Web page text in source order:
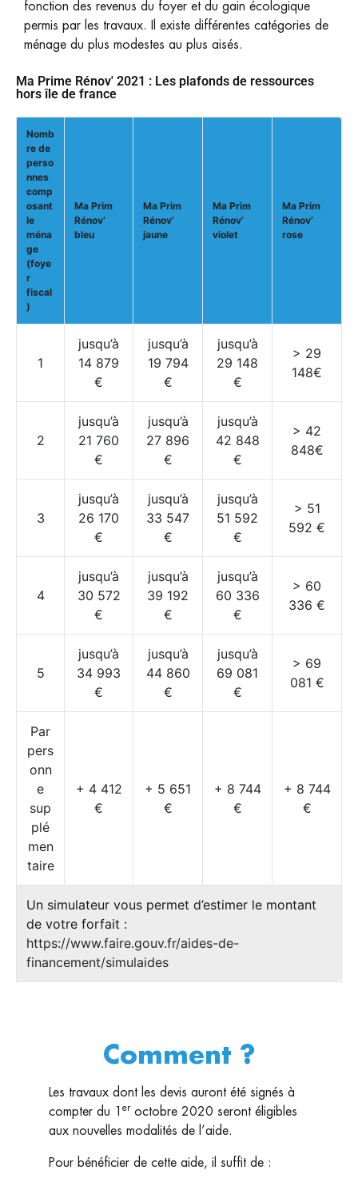
fonction des revenus du foyer et du gain écologique
permis par les travaux. Il existe différentes catégories de
ménage du plus modestes au plus aisés.
Ma Prime Rénov' 2021 : Les plafonds de ressources
hors île de france
Nomb
re de
perso
nnes
comp
osant
le
ména
ge
(foye
r
fiscal
)
Ma Prim
Rénov’
bleu
Ma Prim
Rénov’
jaune
Ma Prim
Rénov’
violet
Ma Prim
Rénov’
rose
Un simulateur vous permet d’estimer le montant
de votre forfait :
https://www.faire.gouv.fr/aides-de-
financement/simulaides
1
jusqu’à
14 879
€
jusqu’à
19 794
€
jusqu’à
29 148
€
> 29
148€
2
jusqu’à
21 760
€
jusqu’à
27 896
€
jusqu’à
42 848
€
> 42
848€
3
jusqu’à
26 170
€
jusqu’à
33 547
€
jusqu’à
51 592
€
> 51
592 €
4
jusqu’à
30 572
€
jusqu’à
39 192
€
jusqu’à
60 336
€
> 60
336 €
5
jusqu’à
34 993
€
jusqu’à
44 860
€
jusqu’à
69 081
€
> 69
081 €
Par
pers
onn
e
sup
plé
men
taire
+ 4 412
€
+ 5 651
€
+ 8 744
€
+ 8 744
€
Comment ?
Les travaux dont les devis auront été signés à
compter du 1 er octobre 2020 seront éligibles
aux nouvelles modalités de l’aide.
Pour bénéficier de cette aide, il suffit de :